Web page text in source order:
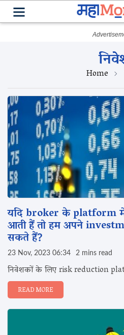
Home
यदि broker के platform में
आती हैं तो हम अपने
सकते हैं?
23 Nov, 2023 06:34 2 mins read
निवेशकों के लिए risk reduction
READ MORE